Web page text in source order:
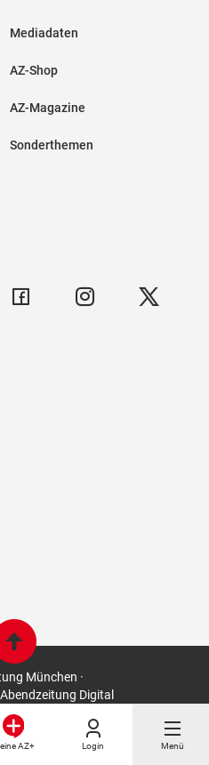
AZ+ Login Menü
Mediadaten
AZ-Shop
AZ-Magazine
Sonderthemen
München ·
Digital